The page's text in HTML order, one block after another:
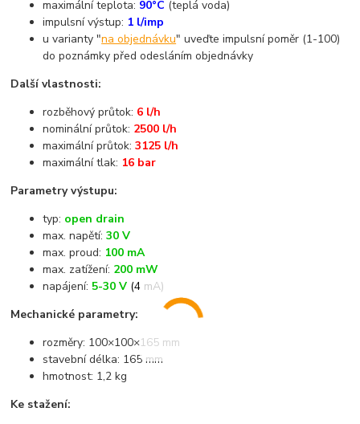
maximální teplota: 90°C (teplá voda)
impulsní výstup: 1 l/imp
u varianty "na objednávku" uveďte impulsní poměr (1-100)
do poznámky před odesláním objednávky
Další vlastnosti:
rozběhový průtok: 6 l/h
nominální průtok: 2500 l/h
maximální průtok:3125 l/h
maximální tlak: 16 bar
Parametry výstupu:
typ: open drain
max. napětí:30 V
max. proud: 100 mA
max. zatížení: 200 mW
napájení: 5-30 V (4 mA)
Mechanické parametry:
rozměry: 100×100×165 mm
stavební délka: 165 mm
hmotnost: 1,2 kg
Ke stažení: